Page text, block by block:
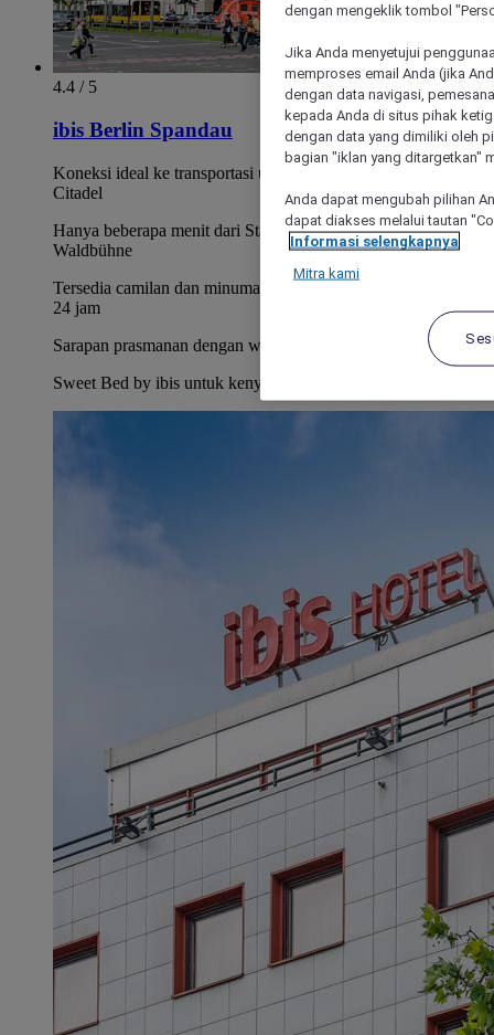
4.4 / 5
ibis Berlin Spandau
Koneksi ideal ke transportasi umum, dekat dari kota tua dan
Citadel
Hanya beberapa menit dari Stadion Olimpiade dan panggung
Waldbühne
Tersedia camilan dan minuman di minimarket lobi yang buka
24 jam
Sarapan prasmanan dengan wafel hangat
Sweet Bed by ibis untuk kenyamanan tidur terbaik
dengan mengeklik tombol
Jika Anda menyetujui
memproses email Anda (jika
dengan data navigasi,
kepada Anda di situs pihak
dengan data yang dimiliki oleh
bagian "iklan yang ditargetkan"
Anda dapat mengubah pilihan
dapat diakses melalui tautan
Informasi selengkapnya
Mitra kami